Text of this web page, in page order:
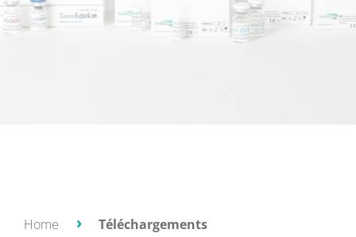
Home Téléchargements